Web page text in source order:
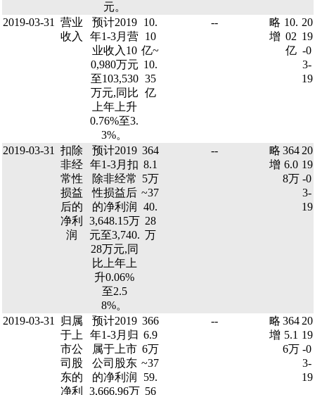
元。
2019-03-31
营业
收入
预计2019
年1-3月营
业收入10
0,980万元
至103,530
万元,同比
上年上升
0.76%至3.
3%。
10.
10
亿~
10.
35
亿
--
略
增
10.
02
亿
20
19
-0
3-
19
2019-03-31
扣除
非经
常性
损益
后的
净利
润
预计2019
年1-3月扣
除非经常
性损益后
的净利润
3,648.15万
元至3,740.
28万元,同
比上年上
升0.06%
至2.5
8%。
364
8.1
5万
~37
40.
28
万
--
略
增
364
6.0
8万
20
19
-0
3-
19
2019-03-31
归属
于上
市公
司股
东的
净利
预计2019
年1-3月归
属于上市
公司股东
的净利润
3,666.96万
366
6.9
6万
~37
59.
56
--
略
增
364
5.1
6万
20
19
-0
3-
19